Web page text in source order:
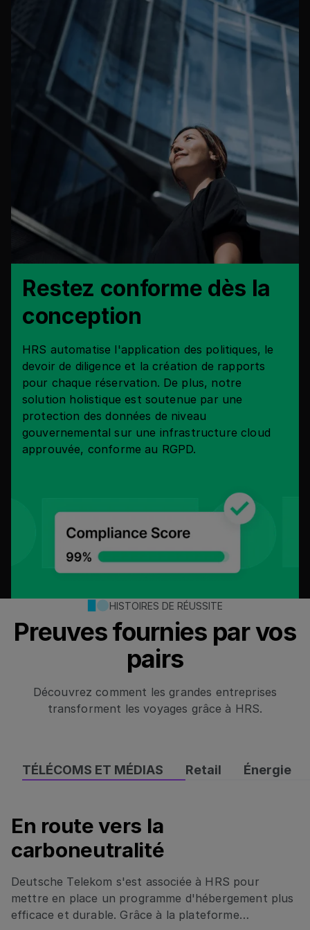
Restez conforme dès la
conception
HRS automatise l'application des politiques, le
devoir de diligence et la création de rapports
pour chaque réservation. De plus, notre
solution holistique est soutenue par une
protection des données de niveau
gouvernemental sur une infrastructure cloud
approuvée, conforme au RGPD.
HISTOIRES DE RÉUSSITE
Preuves fournies par vos
pairs
Découvrez comment les grandes entreprises
transforment les voyages grâce à HRS.
TÉLÉCOMS ET MÉDIAS Retail Énergie
En route vers la
carboneutralité
Deutsche Telekom s'est associée à HRS pour
mettre en place un programme d'hébergement plus
efficace et durable. Grâce à la plateforme
En route vers la carboneutralité